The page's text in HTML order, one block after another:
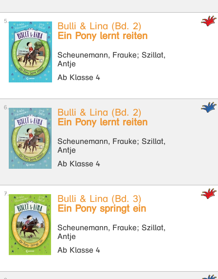
Bulli & Lina (Bd. 2)
Ein Pony lernt reiten
Scheunemann, Frauke; Szillat,
Antje
Ab Klasse 4
Bulli & Lina (Bd. 2)
Ein Pony lernt reiten
Scheunemann, Frauke; Szillat,
Antje
Ab Klasse 4
Bulli & Lina (Bd. 3)
Ein Pony springt ein
Scheunemann, Frauke; Szillat,
Antje
Ab Klasse 4